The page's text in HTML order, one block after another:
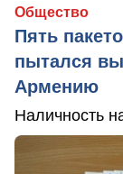
Общество
Пять
пытался
Армению
Наличность